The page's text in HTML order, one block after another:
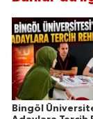
Bingöl